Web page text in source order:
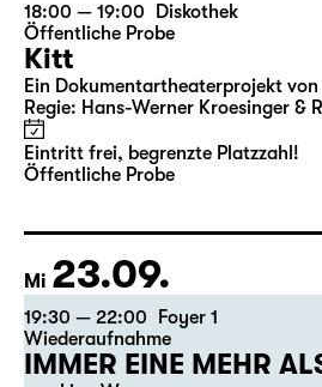
18:00 — 19:00
Diskothek
Öffentliche Probe
Kitt
Ein Dokumentartheaterprojekt
Regie: Hans-Werner Kroesinger &
Eintritt frei, begrenzte Platzzahl!
Öffentliche Probe
Mi 23.09.
19:30 — 22:00
Foyer 1
Wiederaufnahme
IMMER EINE MEHR